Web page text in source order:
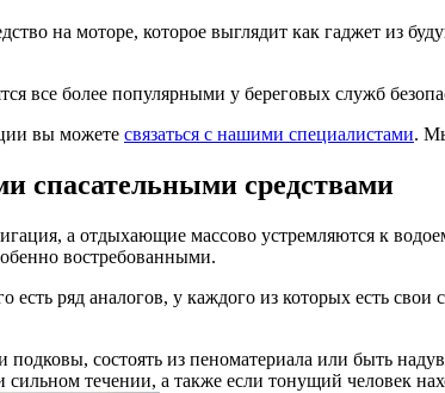
на моторе, которое выглядит как гаджет из
все более популярными у береговых служб
вы можете связаться с нашими специалистами.
спасательными средствами
а отдыхающие массово устремляются к
востребованными.
есть ряд аналогов, у каждого из которых есть
состоять из пеноматериала или быть
течении, а также если тонущий человек